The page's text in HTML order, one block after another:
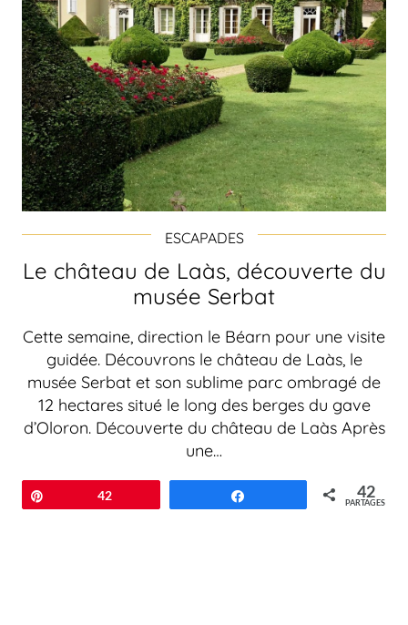
ESCAPADES
Le château de Laàs, découverte du
musée Serbat
Cette semaine, direction le Béarn pour une visite
guidée. Découvrons le château de Laàs, le
musée Serbat et son sublime parc ombragé de
12 hectares situé le long des berges du gave
d’Oloron. Découverte du château de Laàs Après
une…
42 42
PARTAGES